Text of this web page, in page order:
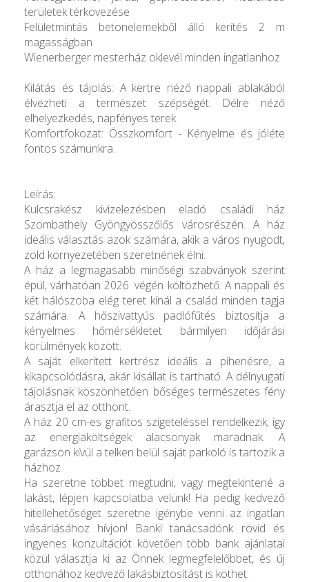
területek térkövezése
Felületmintás betonelemekből álló kerítés 2 m
magasságban
Wienerberger mesterház oklevél minden ingatlanhoz
Kilátás és tájolás: A kertre néző nappali ablakából
élvezheti a természet szépségét. Délre néző
elhelyezkedés, napfényes terek.
Komfortfokozat: Összkomfort - Kényelme és jóléte
fontos számunkra.
Leírás:
Kulcsrakész kivizelezésben eladó családi ház
Szombathely Gyöngyösszőlős városrészén. A ház
ideális választás azok számára, akik a város nyugodt,
zöld környezetében szeretnének élni.
A ház a legmagasabb minőségi szabványok szerint
épül, várhatóan 2026. végén költözhető. A nappali és
két hálószoba elég teret kínál a család minden tagja
számára. A hőszivattyús padlófűtés biztosítja a
kényelmes hőmérsékletet bármilyen időjárási
körülmények között.
A saját elkerített kertrész ideális a pihenésre, a
kikapcsolódásra, akár kisállat is tartható. A délnyugati
tájolásnak köszönhetően bőséges természetes fény
árasztja el az otthont.
A ház 20 cm-es grafitos szigeteléssel rendelkezik, így
az energiaköltségek alacsonyak maradnak. A
garázson kívül a telken belül saját parkoló is tartozik a
házhoz.
Ha szeretne többet megtudni, vagy megtekintené a
lakást, lépjen kapcsolatba velünk! Ha pedig kedvező
hitellehetőséget szeretne igénybe venni az ingatlan
vásárlásához hívjon! Banki tanácsadónk rövid és
ingyenes konzultációt követően több bank ajánlatai
közül választja ki az Önnek legmegfelelőbbet, és új
otthonához kedvező lakásbiztosítást is köthet.